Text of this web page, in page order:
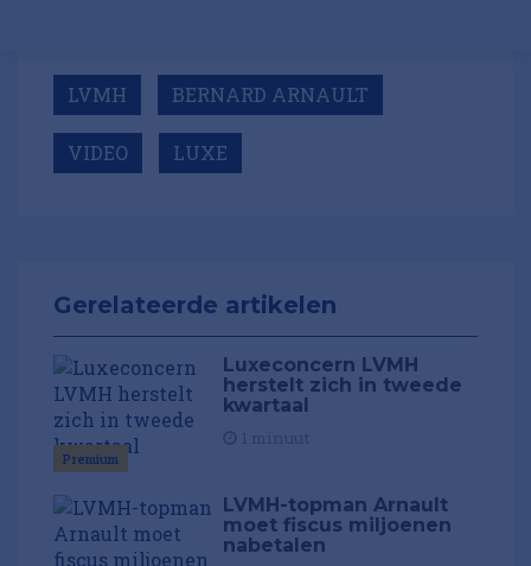
LVMH BERNARD ARNAULT
VIDEO LUXE
Gerelateerde artikelen
Premium
Luxeconcern LVMH
herstelt zich in tweede
kwartaal
LVMH-topman Arnault
moet fiscus miljoenen
nabetalen